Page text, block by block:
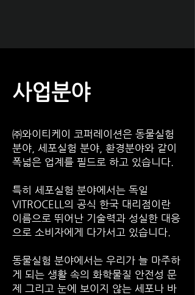
​사업분야
㈜와이티케이 코퍼레이션은 동물실험
분야, 세포실험 분야, 환경분야와 같이
폭넓은 업계를 필드로 하고 있습니다.
특히 세포실험 분야에서는 독일
VITROCELL의 공식 한국 대리점이란
이름으로 뛰어난 기술력과 성실한 대응
으로 소비자에게 다가서고 있습니다.
동물실험 분야에서는 우리가 늘 마주하
게 되는 생활 속의 화학물질 안전성 문
제 그리고 눈에 보이지 않는 세포나 바